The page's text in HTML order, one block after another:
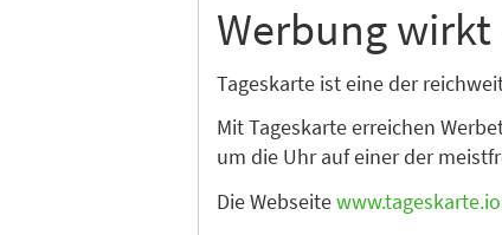
Werbung wirkt
Tageskarte ist eine der
Mit Tageskarte erreichen
um die Uhr auf einer der
Die Webseitewww.tageskarte.io